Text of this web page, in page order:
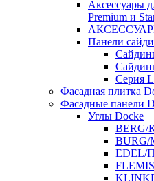
Аксессуары
Premium и
Панели
Серия
Фасадная плитка
Фасадные панели
Углы Docke